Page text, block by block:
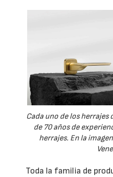
Cada uno de los
de 70 años de
herrajes. En la
Toda la familia de